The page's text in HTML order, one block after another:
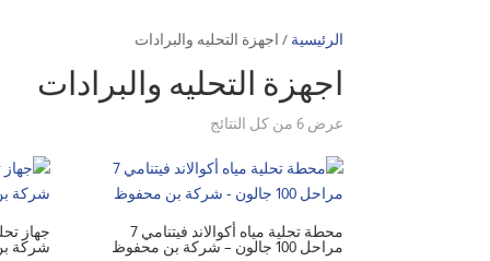
الرئيسية / اجهزة التحليه والبرادات
اجهزة التحليه والبرادات
عرض ⁦6⁩ من كل النتائج
حسب
الأحدث
محطة تحلية مياه أكوالاند فيتنامي 7
مراحل 100 جالون – شركة بن محفوظ
شركة